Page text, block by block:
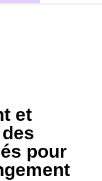
et
pour